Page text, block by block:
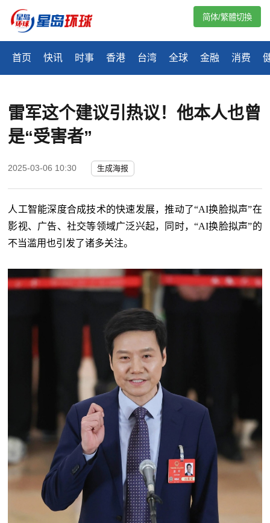
首页 快讯 时事 香港 台湾 全球 金融 消费
简体/繁體切換
雷军这个建议引热议！他本人也曾
是“受害者”
2025-03-06 10:30 生成海报
人工智能深度合成技术的快速发展，推动了“AI换脸拟声”在
影视、广告、社交等领域广泛兴起，同时，“AI换脸拟声”的
不当滥用也引发了诸多关注。